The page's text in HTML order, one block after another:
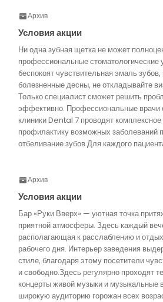
Архив
Условия акции
Ни одна зубная щетка не может
профессиональные стоматологические
беспокоят чувствительная эмаль
болезненные десны, не откладывайте
Только специалист сможет решить
эффективно. Профессиональные врачи
клиники Dental 7 проводят комплексное
профилактику возможных заболеваний
отбеливание зубов.Для каждого
Архив
Условия акции
Бар «Руки Вверх» — уютная точка
приятной атмосферы. Здесь каждый
располагающая к расслаблению и
рабочего дня. Интерьер заведения
стиле, благодаря этому посетители
и свободно.Здесь регулярно проходят
концерты живой музыки и музыкальные
широкую аудиторию горожан всех